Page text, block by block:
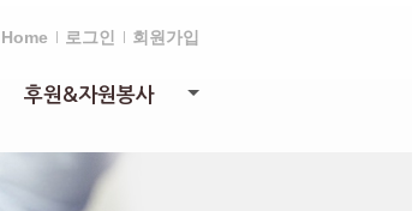
Home 로그인 회원가입
후원&자원봉사